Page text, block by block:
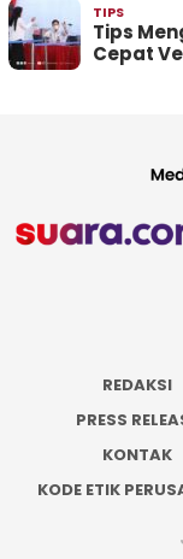
TIPS
Tips
Cepat
REDAKSI
PRESS
KONTAK
KODE ETIK